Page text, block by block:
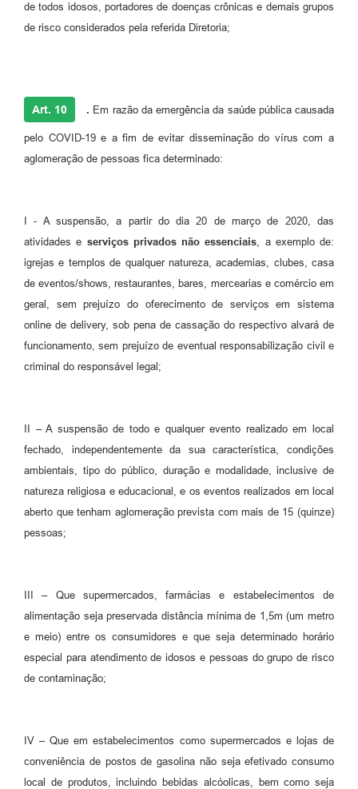
de todos idosos, portadores de doenças crônicas e demais grupos
de risco considerados pela referida Diretoria;
Art. 10 . Em razão da emergência da saúde pública causada
pelo COVID-19 e a fim de evitar disseminação do vírus com a
aglomeração de pessoas fica determinado:
I - A suspensão, a partir do dia 20 de março de 2020, das
atividades e serviços privados não essenciais , a exemplo de:
igrejas e templos de qualquer natureza, academias, clubes, casa
de eventos/shows, restaurantes, bares, mercearias e comércio em
geral, sem prejuízo do oferecimento de serviços em sistema
online de delivery, sob pena de cassação do respectivo alvará de
funcionamento, sem prejuízo de eventual responsabilização civil e
criminal do responsável legal;
II – A suspensão de todo e qualquer evento realizado em local
fechado, independentemente da sua característica, condições
ambientais, tipo do público, duração e modalidade, inclusive de
natureza religiosa e educacional, e os eventos realizados em local
aberto que tenham aglomeração prevista com mais de 15 (quinze)
pessoas;
III – Que supermercados, farmácias e estabelecimentos de
alimentação seja preservada distância mínima de 1,5m (um metro
e meio) entre os consumidores e que seja determinado horário
especial para atendimento de idosos e pessoas do grupo de risco
de contaminação;
IV – Que em estabelecimentos como supermercados e lojas de
conveniência de postos de gasolina não seja efetivado consumo
local de produtos, incluindo bebidas alcóolicas, bem como seja